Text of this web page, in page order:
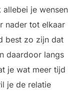
je wensen
nader tot elkaar
best zo zijn dat
daardoor langs
je wat meer tijd
je de relatie